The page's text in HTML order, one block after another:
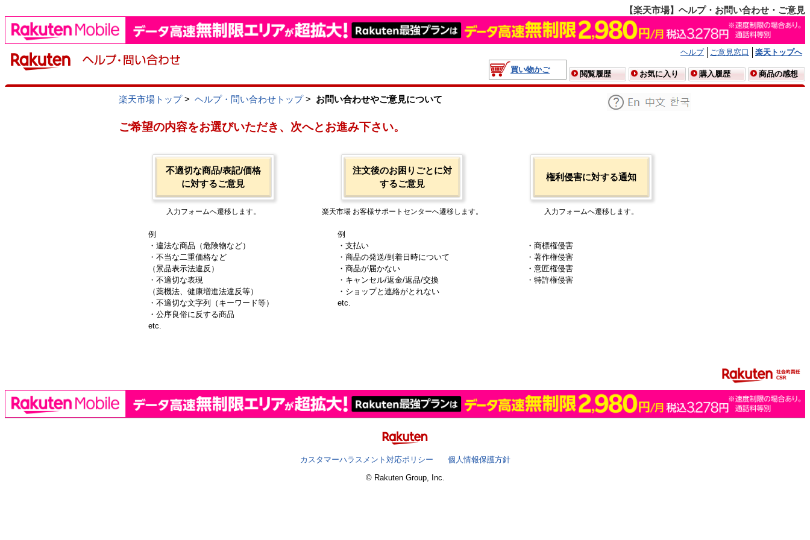
【楽天市場】ヘルプ・お問い合わせ・ご意見
ヘルプ ご意見窓口
楽天トップへ
買い物かご
閲覧履歴 お気に入り 購入履歴 商品の感想
楽天市場トップ> ヘルプ・問い合わせトップ> お問い合わせやご意見について
ご希望の内容をお選びいただき、次へとお進み下さい。
不適切な商品/表記/価格
に対するご意見
入力フォームへ遷移します。
例
・違法な商品（危険物など）
・不当な二重価格など
（景品表示法違反）
・不適切な表現
（薬機法、健康増進法違反等）
・不適切な文字列（キーワード等）
・公序良俗に反する商品
etc.
注文後のお困りごとに対
するご意見
楽天市場 お客様サポートセンターへ遷移します。
例
・支払い
・商品の発送/到着日時について
・商品が届かない
・キャンセル/返金/返品/交換
・ショップと連絡がとれない
etc.
権利侵害に対する通知
入力フォームへ遷移します。
・商標権侵害
・著作権侵害
・意匠権侵害
・特許権侵害
カスタマーハラスメント対応ポリシー
個人情報保護方針
© Rakuten Group, Inc.